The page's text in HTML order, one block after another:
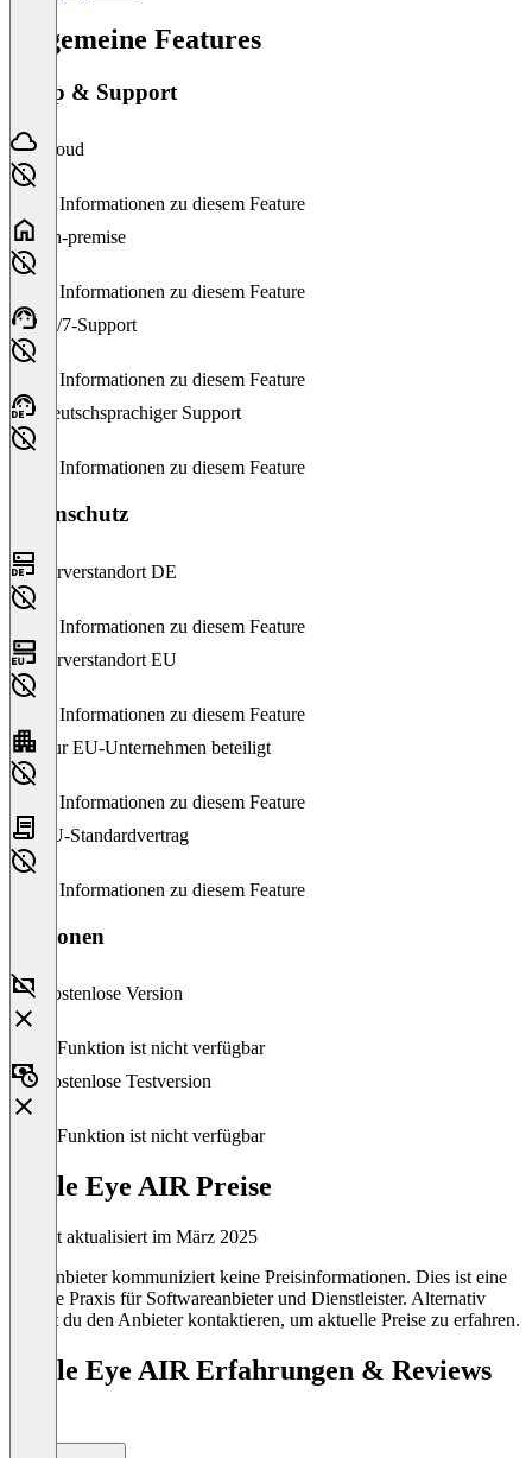
Allgemeine Features
Setup & Support
Cloud
Keine Informationen zu diesem Feature
On-premise
Keine Informationen zu diesem Feature
24/7-Support
Keine Informationen zu diesem Feature
Deutschsprachiger Support
Keine Informationen zu diesem Feature
Datenschutz
Serverstandort DE
Keine Informationen zu diesem Feature
Serverstandort EU
Keine Informationen zu diesem Feature
Nur EU-Unternehmen beteiligt
Keine Informationen zu diesem Feature
EU-Standardvertrag
Keine Informationen zu diesem Feature
Versionen
Kostenlose Version
Diese Funktion ist nicht verfügbar
Kostenlose Testversion
Diese Funktion ist nicht verfügbar
Eagle Eye AIR Preise
Zuletzt aktualisiert im März 2025
Der Anbieter kommuniziert keine Preisinformationen. Dies ist eine
übliche Praxis für Softwareanbieter und Dienstleister. Alternativ
kannst du den Anbieter kontaktieren, um aktuelle Preise zu erfahren.
Eagle Eye AIR Erfahrungen & Reviews